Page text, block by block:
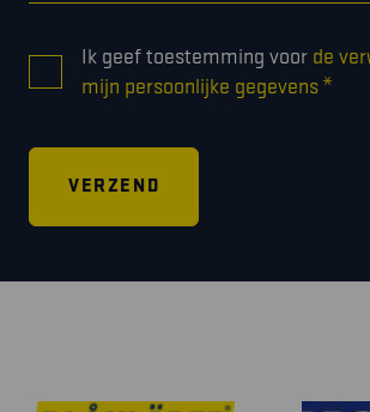
* Ik geef toestemming voor de
mijn persoonlijke gegevens*